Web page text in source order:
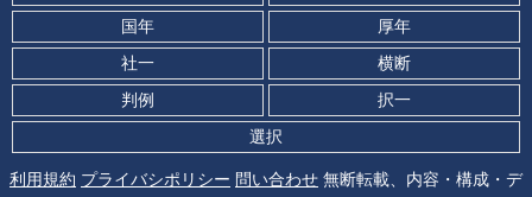
国年
厚年
社一
横断
判例
択一
選択
利用規約 プライバシポリシー 問い合わせ 無断転載、内容・構成・デ